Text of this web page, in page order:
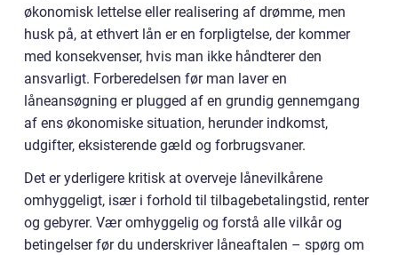
økonomisk lettelse eller realisering af drømme, men
husk på, at ethvert lån er en forpligtelse, der kommer
med konsekvenser, hvis man ikke håndterer den
ansvarligt. Forberedelsen før man laver en
låneansøgning er plugged af en grundig gennemgang
af ens økonomiske situation, herunder indkomst,
udgifter, eksisterende gæld og forbrugsvaner.
Det er yderligere kritisk at overveje lånevilkårene
omhyggeligt, især i forhold til tilbagebetalingstid, renter
og gebyrer. Vær omhyggelig og forstå alle vilkår og
betingelser før du underskriver låneaftalen – spørg om